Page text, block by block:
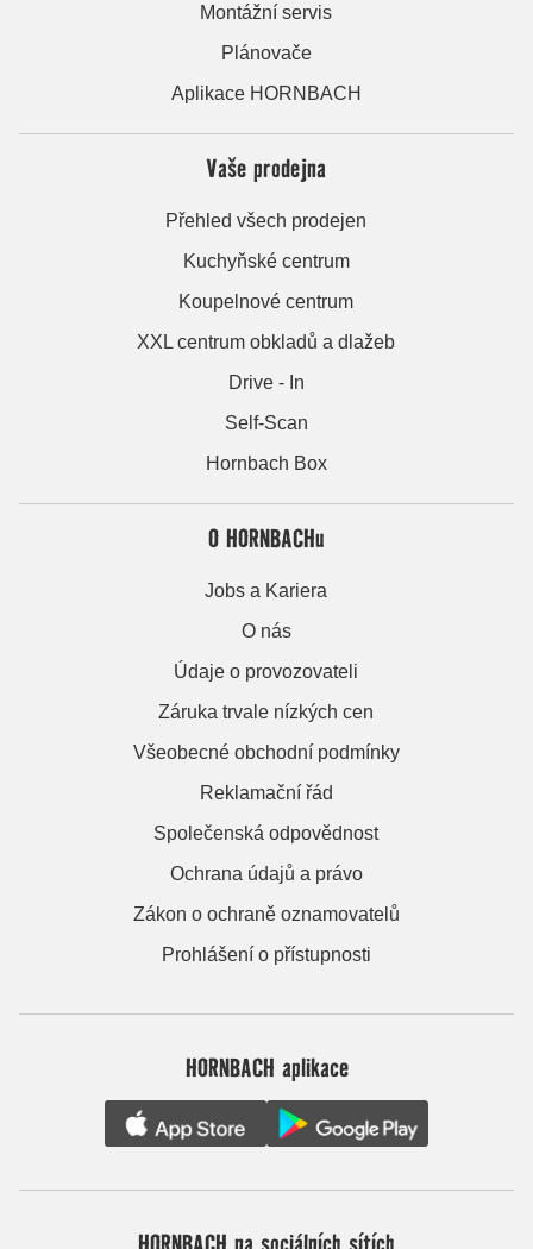
Montážní servis
Plánovače
Aplikace HORNBACH
Vaše prodejna
Přehled všech prodejen
Kuchyňské centrum
Koupelnové centrum
XXL centrum obkladů a dlažeb
Drive - In
Self-Scan
Hornbach Box
O HORNBACHu
Jobs a Kariera
O nás
Údaje o provozovateli
Záruka trvale nízkých cen
Všeobecné obchodní podmínky
Reklamační řád
Společenská odpovědnost
Ochrana údajů a právo
Zákon o ochraně oznamovatelů
Prohlášení o přístupnosti
HORNBACH aplikace